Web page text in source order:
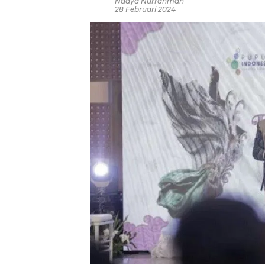
28 Februari 2024